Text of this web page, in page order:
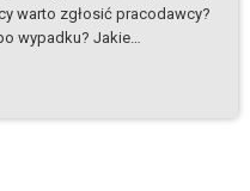
warto zgłosić pracodawcy?
wypadku? Jakie
prawo do